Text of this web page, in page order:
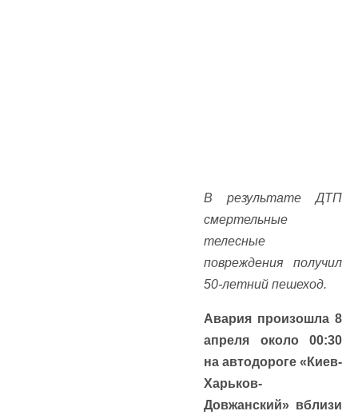
В результате ДТП
смертельные
телесные
повреждения получил
50-летний пешеход.
Авария произошла 8
апреля около 00:30
на автодороге «Киев-
Харьков-
Довжанский» вблизи